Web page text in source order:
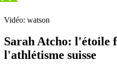
Vidéo: watson
Sarah Atcho: l'étoile
l'athlétisme suisse